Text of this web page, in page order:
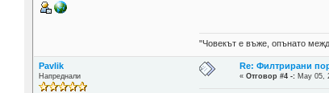
"Човекът е въже, опънато
Pavlik
Напреднали
Re: Филтрирани
«Отговор #4 -: May 05,